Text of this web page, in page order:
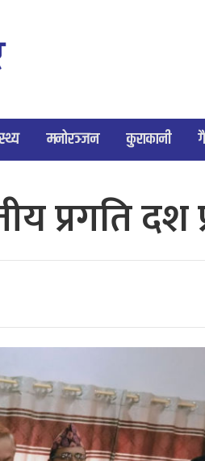
मनोरञ्जन कुराकानी
प्रगति दश